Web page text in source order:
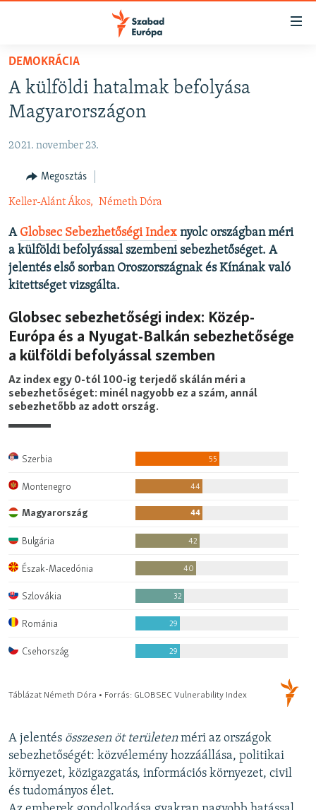
Akadálymentes
Ugrás
fő
oldalra
Ugrás
NAPIRENDEN
PODCASTOK
VIDEÓK
ELEMZŐ
NER15
SZABADON
TÁRSADALOM
DEMOKRÁCIA
EURÓPAI UNIÓ
VILÁG
KLÍMAVÁLTOZÁS
A MÚLT TANULSÁGAI
Valamennyi RFE/RL weboldal
DEMOKRÁCIA
A külföldi hatalmak befolyása
Magyarországon
2021. november 23.
Megosztás
Keller-Alánt Ákos, Németh Dóra
A Globsec Sebezhetőségi Index nyolc országban méri
a külföldi befolyással szembeni sebezhetőséget. A
jelentés első sorban Oroszországnak és Kínának való
kitettséget vizsgálta.
A jelentés összesen öt területenméri az országok
sebezhetőségét: közvélemény hozzáállása, politikai
környezet, közigazgatás, információs környezet, civil
és tudományos élet.
FELIRATKOZÁS